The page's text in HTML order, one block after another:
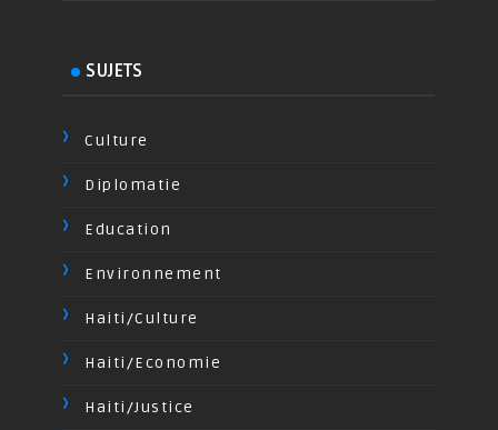
SUJETS
Culture
Diplomatie
Education
Environnement
Haiti/Culture
Haiti/Economie
Haiti/Justice